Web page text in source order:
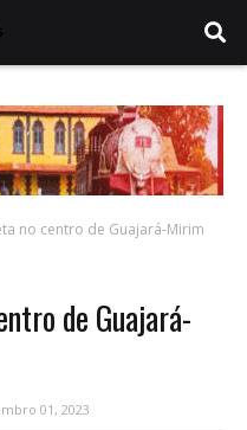
no centro de Guajará-Mirim
de Guajará-
01, 2023